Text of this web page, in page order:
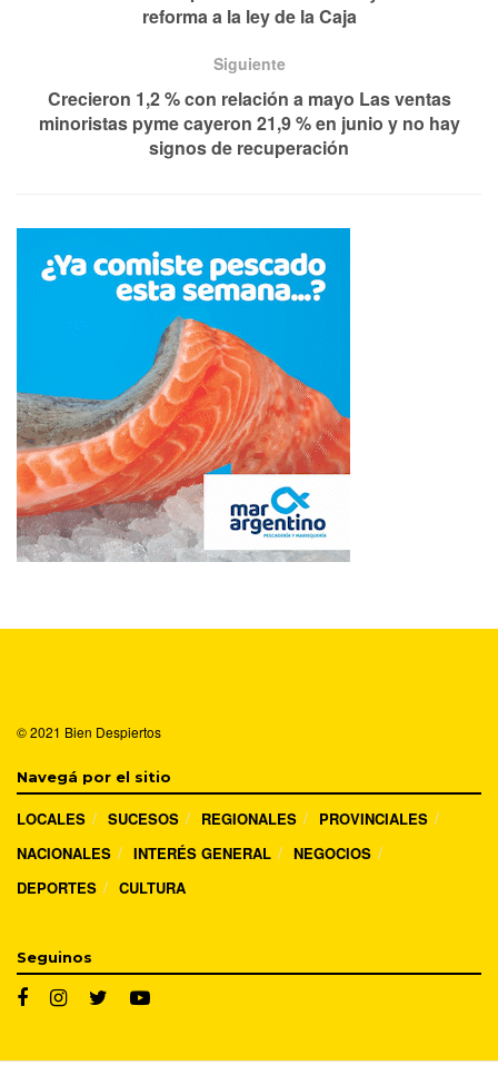
reforma a la ley de la Caja
Siguiente
Crecieron 1,2 % con relación a mayo Las ventas
minoristas pyme cayeron 21,9 % en junio y no hay
signos de recuperación
© 2021 Bien Despiertos
Navegá por el sitio
LOCALES SUCESOS REGIONALES
PROVINCIALES
NACIONALES
INTERÉS GENERAL
NEGOCIOS
DEPORTES
CULTURA
Seguinos